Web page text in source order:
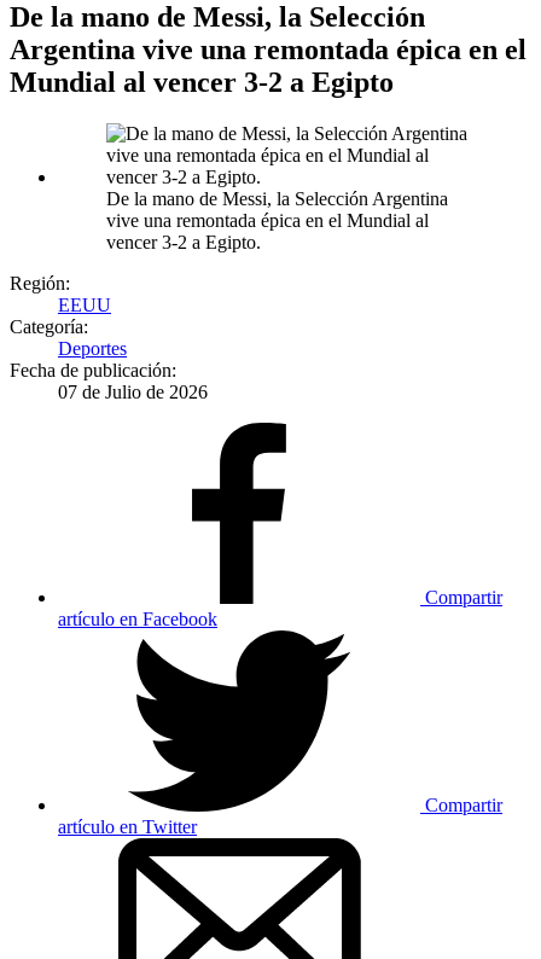
De la mano de Messi, la Selección
Argentina vive una remontada épica en el
Mundial al vencer 3-2 a Egipto
De la mano de Messi, la Selección Argentina
vive una remontada épica en el Mundial al
vencer 3-2 a Egipto.
Región:
EEUU
Categoría:
Deportes
Fecha de publicación:
07 de Julio de 2026
Compartir
artículo en Facebook
Compartir
artículo en Twitter